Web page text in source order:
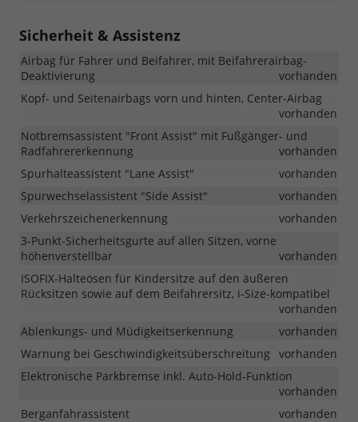
Sicherheit & Assistenz
Airbag für Fahrer und Beifahrer, mit Beifahrerairbag-
Deaktivierung
vorhanden
Kopf- und Seitenairbags vorn und hinten, Center-Airbag
vorhanden
Notbremsassistent "Front Assist" mit Fußgänger- und
Radfahrererkennung
vorhanden
Spurhalteassistent "Lane Assist"
vorhanden
Spurwechselassistent "Side Assist"
vorhanden
Verkehrszeichenerkennung
vorhanden
3-Punkt-Sicherheitsgurte auf allen Sitzen, vorne
höhenverstellbar
vorhanden
ISOFIX-Halteösen für Kindersitze auf den äußeren
Rücksitzen sowie auf dem Beifahrersitz, i-Size-kompatibel
vorhanden
Ablenkungs- und Müdigkeitserkennung
vorhanden
Warnung bei Geschwindigkeitsüberschreitung
vorhanden
Elektronische Parkbremse inkl. Auto-Hold-Funktion
vorhanden
Berganfahrassistent
vorhanden